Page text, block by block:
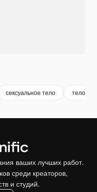
сексуальное тело тело
ваших лучших работ.
среди креаторов,
и студий.